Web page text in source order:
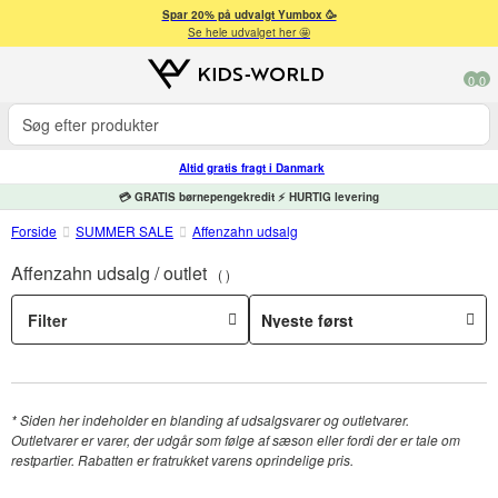
Spar 20% på udvalgt Yumbox 🥳
Se hele udvalget her 🤩
0 0
Altid gratis fragt i Danmark
💳 GRATIS børnepengekredit ⚡ HURTIG levering
Forside SUMMER SALE Affenzahn udsalg
Affenzahn udsalg / outlet
Filter
* Siden her indeholder en blanding af udsalgsvarer og outletvarer.
Outletvarer er varer, der udgår som følge af sæson eller fordi der er tale om
restpartier. Rabatten er fratrukket varens oprindelige pris.